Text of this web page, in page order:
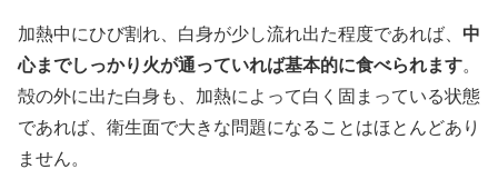
加熱中にひび割れ、白身が少し流れ出た程度であれば、 中
心までしっかり火が通っていれば基本的に食べられます。
殻の外に出た白身も、加熱によって白く固まっている状態
であれば、衛生面で大きな問題になることはほとんどあり
ません。